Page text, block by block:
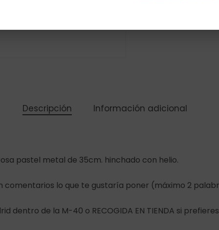
Descripción Información adicional
pastel metal de 35cm. hinchado con helio.
comentarios lo que te gustaría poner (máximo 2
dentro de la M-40 o RECOGIDA EN TIENDA si